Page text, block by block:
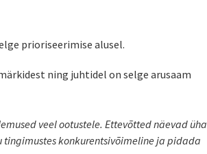
prioriseerimise alusel.
ning juhtidel on selge arusaam
veel ootustele. Ettevõtted näevad üha
konkurentsivõimeline ja pidada